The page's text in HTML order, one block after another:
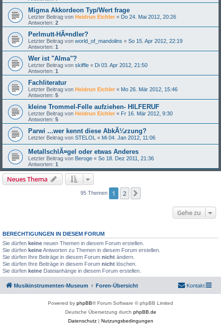
Migma Akkordeon Typ/Wert frage
Letzter Beitrag von Heidrun Eichler « Do 24. Mai 2012, 20:26
Antworten: 2
Perlmutt-HÃ¤ndler?
Letzter Beitrag von world_of_mandolins « So 15. Apr 2012, 22:19
Antworten: 1
Wer ist "Alma"?
Letzter Beitrag von skiffle « Di 03. Apr 2012, 21:50
Antworten: 1
Fachliteratur
Letzter Beitrag von Heidrun Eichler « Mo 26. Mär 2012, 15:46
Antworten: 5
kleine Trommel-Felle aufziehen- HILFERUF
Letzter Beitrag von Heidrun Eichler « Fr 16. Mär 2012, 9:30
Antworten: 5
Parwi ...wer kennt diese AbkÃ¼rzung?
Letzter Beitrag von STELOL « Mi 04. Jan 2012, 11:06
MetallschlÃ¤gel oder etwas Anderes
Letzter Beitrag von Beroge « So 18. Dez 2011, 21:36
Antworten: 1
Neues Thema
95 Themen 1 2
Gehe zu
BERECHTIGUNGEN IN DIESEM FORUM
Sie dürfen keine neuen Themen in diesem Forum erstellen.
Sie dürfen keineAntworten zu Themen in diesem Forum erstellen.
Sie dürfen Ihre Beiträge in diesem Forum nicht ändern.
Sie dürfen Ihre Beiträge in diesem Forum nicht löschen.
Sie dürfen keine Dateianhänge in diesem Forum erstellen.
Musikinstrumenten-Museum Foren-Übersicht Kontakt
Powered by phpBB® Forum Software © phpBB Limited
Deutsche Übersetzung durch phpBB.de
Datenschutz| Nutzungsbedingungen